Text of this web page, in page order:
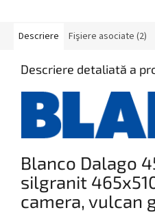
Descriere Fişiere asociate (2)
Descriere detaliată a
Blanco Dalago
silgranit
camera, vulcan